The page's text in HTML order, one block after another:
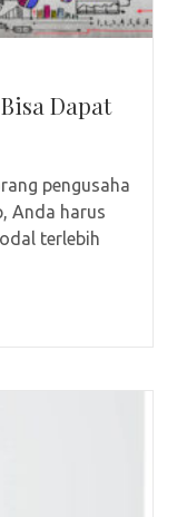
Dapat
pengusaha
Anda harus
terlebih